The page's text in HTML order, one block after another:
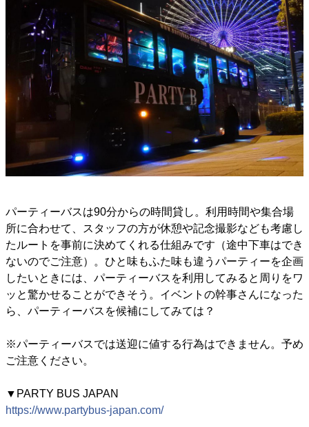
パーティーバスは90分からの時間貸し。利用時間や集合場
所に合わせて、スタッフの方が休憩や記念撮影なども考慮し
たルートを事前に決めてくれる仕組みです（途中下車はでき
ないのでご注意）。ひと味もふた味も違うパーティーを企画
したいときには、パーティーバスを利用してみると周りをワ
ッと驚かせることができそう。イベントの幹事さんになった
ら、パーティーバスを候補にしてみては？
※パーティーバスでは送迎に値する行為はできません。予め
ご注意ください。
▼PARTY BUS JAPAN
https://www.partybus-japan.com/